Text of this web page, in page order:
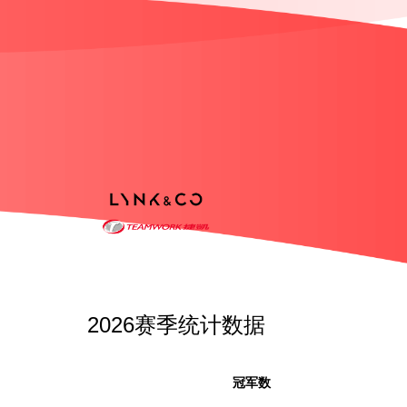
2026赛季统计数据
冠军数